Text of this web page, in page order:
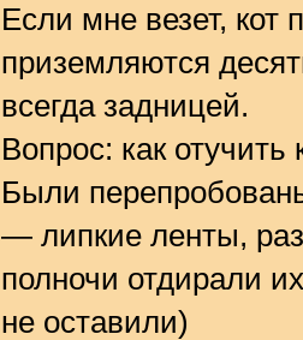
Если мне везет, кот
приземляются
всегда задницей.
Вопрос: как отучить
Были
— липкие ленты,
полночи отдирали
не оставили)